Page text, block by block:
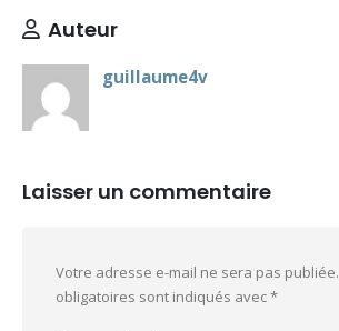
Auteur
guillaume4v
Laisser un commentaire
Votre adresse e-mail ne sera pas publiée.
obligatoires sont indiqués avec*